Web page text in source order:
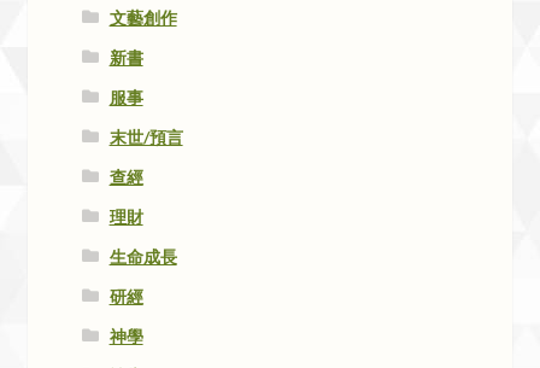
文藝創作
新書
服事
末世/預言
查經
理財
生命成長
研經
神學